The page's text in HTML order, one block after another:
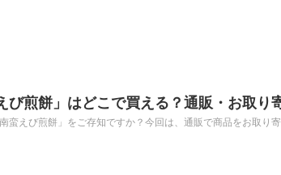
び煎餅」はどこで買える？通販・お取り
蛮えび煎餅」をご存知ですか？今回は、通販で商品をお取り